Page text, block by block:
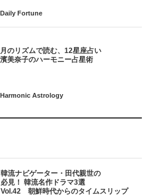
月のリズムで読む、12星座占い
韓流ナビゲーター・田代親世の
必見！ 韓流名作ドラマ3選
Vol.42 朝鮮時代からのタイムスリップ